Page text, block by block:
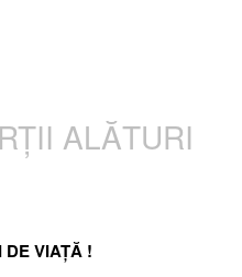
ALĂTURI
DE VIAȚĂ !